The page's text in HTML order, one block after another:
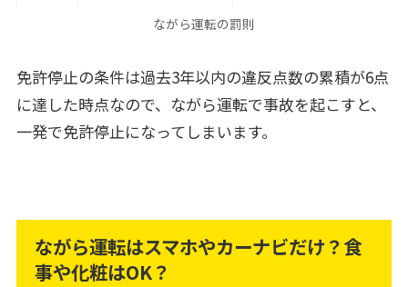
ながら運転の罰則
免許停止の条件は過去3年以内の違反点数の累積が6点
に達した時点なので、ながら運転で事故を起こすと、
一発で免許停止になってしまいます。
ながら運転はスマホやカーナビだけ？食
事や化粧はOK？